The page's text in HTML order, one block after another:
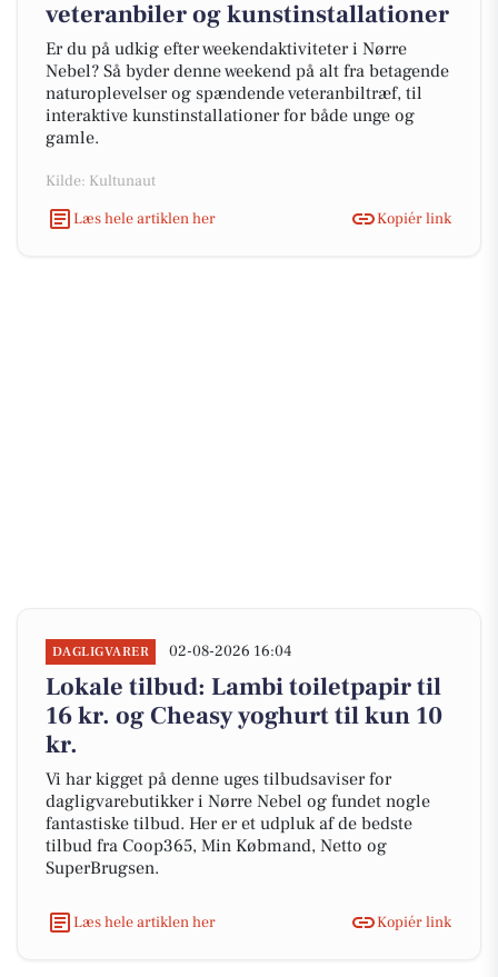
veteranbiler og kunstinstallationer
Er du på udkig efter weekendaktiviteter i Nørre
Nebel? Så byder denne weekend på alt fra betagende
naturoplevelser og spændende veteranbiltræf, til
interaktive kunstinstallationer for både unge og
gamle.
Kilde: Kultunaut
Læs hele artiklen her
Kopiér link
DAGLIGVARER 02-08-2026 16:04
Lokale tilbud: Lambi toiletpapir til
16 kr. og Cheasy yoghurt til kun 10
kr.
Vi har kigget på denne uges tilbudsaviser for
dagligvarebutikker i Nørre Nebel og fundet nogle
fantastiske tilbud. Her er et udpluk af de bedste
tilbud fra Coop365, Min Købmand, Netto og
SuperBrugsen.
Læs hele artiklen her Kopiér link